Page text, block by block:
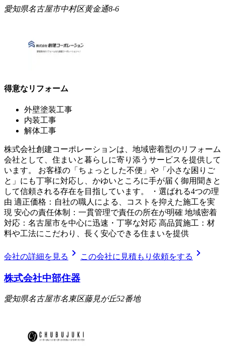
愛知県名古屋市中村区黄金通8-6
得意なリフォーム
外壁塗装工事
内装工事
解体工事
株式会社創建コーポレーションは、地域密着型のリフォーム
会社として、住まいと暮らしに寄り添うサービスを提供して
います。 お客様の「ちょっとした不便」や「小さな困りご
と」にも丁寧に対応し、かゆいところに手が届く御用聞きと
して信頼される存在を目指しています。 ・選ばれる4つの理
由 適正価格：自社の職人による、コストを抑えた施工を実
現 安心の責任体制：一貫管理で責任の所在が明確 地域密着
対応：名古屋市を中心に迅速・丁寧な対応 高品質施工：材
料や工法にこだわり、長く安心できる住まいを提供
会社の詳細を見る chevron_right この会社に見積もり依頼をする chevron_right
株式会社中部住器
愛知県名古屋市名東区藤見が丘52番地